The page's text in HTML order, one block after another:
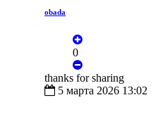
obada
0
thanks for sharing
5 марта 2026 13:02